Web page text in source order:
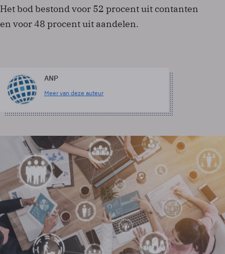
Het bod bestond voor 52 procent uit contanten
en voor 48 procent uit aandelen.
ANP
Meer van deze auteur